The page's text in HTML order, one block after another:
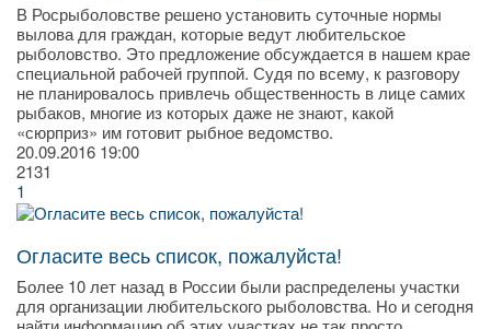
В Росрыболовстве решено установить суточные нормы
вылова для граждан, которые ведут любительское
рыболовство. Это предложение обсуждается в нашем крае
специальной рабочей группой. Судя по всему, к разговору
не планировалось привлечь общественность в лице самих
рыбаков, многие из которых даже не знают, какой
«сюрприз» им готовит рыбное ведомство.
20.09.2016 19:00
2131
1
Огласите весь список, пожалуйста!
Более 10 лет назад в России были распределены участки
для организации любительского рыболовства. Но и сегодня